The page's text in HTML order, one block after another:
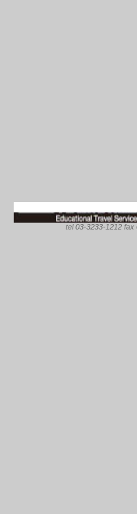
tel 03-3233-1212 fax